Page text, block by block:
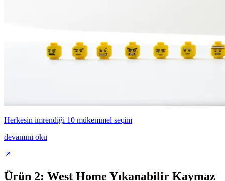
Herkesin imrendiği 10 mükemmel seçim
devamını oku
Ürün 2: West Home Yıkanabilir Kaymaz